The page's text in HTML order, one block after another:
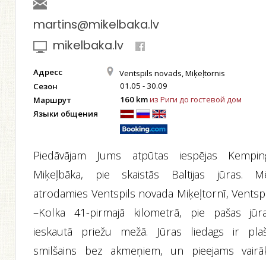
martins@mikelbaka.lv
mikelbaka.lv
Адресс Ventspils novads, Miķeļtornis
Сезон 01.05 - 30.09
Маршрут 160 kmиз Риги до гостевой дом
Языки общения
Piedāvājam Jums atpūtas iespējas
Miķeļbāka, pie skaistās Baltijas jūras.
atrodamies Ventspils novada Miķeļtornī,
–Kolka 41-pirmajā kilometrā, pie pašas
ieskautā priežu mežā. Jūras liedags ir
smilšains bez akmeņiem, un pieejams